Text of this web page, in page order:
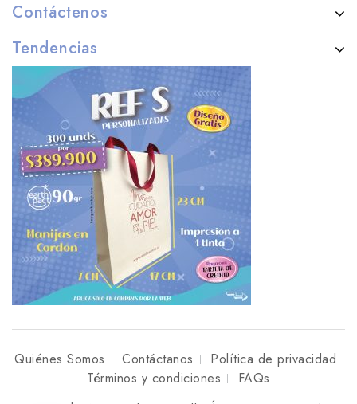
Contáctenos
Tendencias
Quiénes Somos Contáctanos
Política de privacidad
Términos y condiciones
FAQs